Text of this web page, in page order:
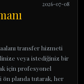
2026-07-08
transfer hizmeti
veya istediğiniz bir
için profesyonel
ön planda tutarak, her